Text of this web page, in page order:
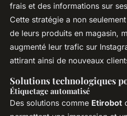
frais et des informations sur
Cette stratégie a non
de leurs produits en magasin,
augmenté leur trafic sur
attirant ainsi de nouveaux
Solutions technologiques
Étiquetage automatisé
Des solutions comme Etirobot